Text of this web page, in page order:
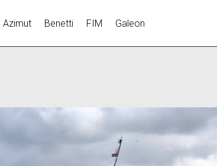
Azimut Benetti FIM Galeon